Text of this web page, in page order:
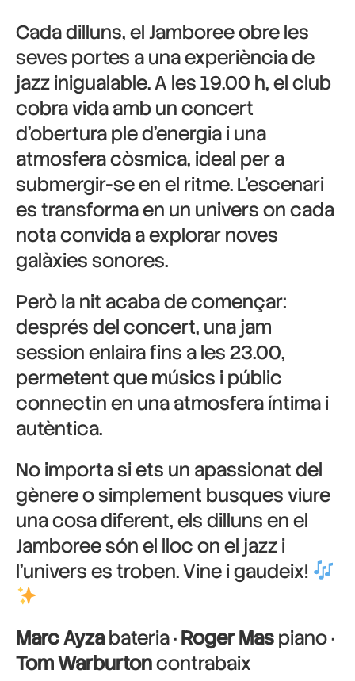
Cada dilluns, el Jamboree obre les
seves portes a una experiència de
jazz inigualable. A les 19.00 h, el club
cobra vida amb un concert
d’obertura ple d’energia i una
atmosfera còsmica, ideal per a
submergir-se en el ritme. L’escenari
es transforma en un univers on cada
nota convida a explorar noves
galàxies sonores.
Però la nit acaba de començar:
després del concert, una jam
session enlaira fins a les 23.00,
permetent que músics i públic
connectin en una atmosfera íntima i
autèntica.
No importa si ets un apassionat del
gènere o simplement busques viure
una cosa diferent, els dilluns en el
Jamboree són el lloc on el jazz i
l’univers es troben. Vine i gaudeix!
Marc Ayzabateria ·Roger Maspiano ·
Tom Warburtoncontrabaix